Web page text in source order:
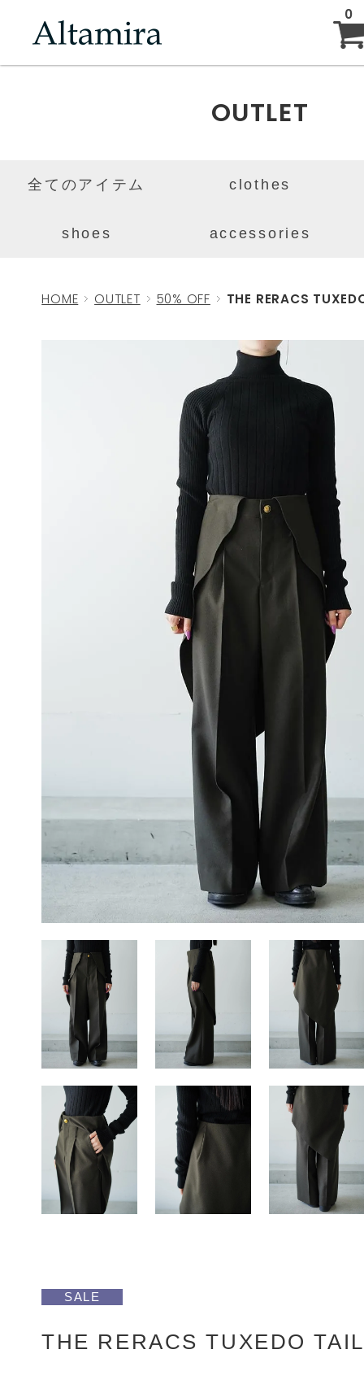
0
ABOUT
BRAND
BLOG
OUTLET
全てのアイテム clothes
shoes accessories
HOME OUTLET 50% OFF THE RERACS
SALE
THE RERACS TUXEDO